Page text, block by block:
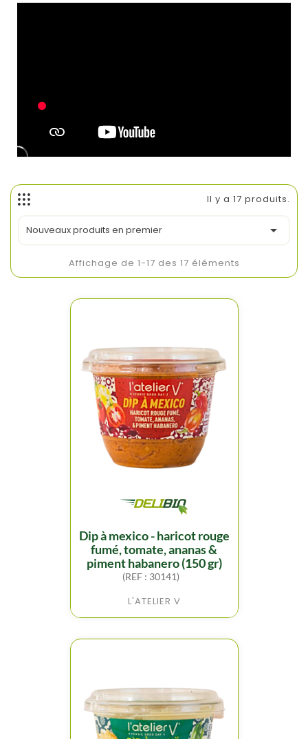
Il y a 17 produits.
Nouveaux produits en premier 
Affichage de 1-17 des 17 éléments
dip à mexico - haricot rouge
fumé, tomate, ananas &
piment habanero (150 gr)
(REF : 30141)
L'ATELIER V